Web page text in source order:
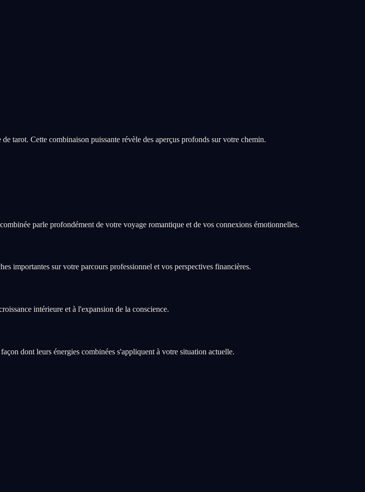
tarot. Cette combinaison puissante révèle des aperçus profonds sur votre chemin.
parle profondément de votre voyage romantique et de vos connexions émotionnelles.
importantes sur votre parcours professionnel et vos perspectives financières.
intérieure et à l'expansion de la conscience.
dont leurs énergies combinées s'appliquent à votre situation actuelle.